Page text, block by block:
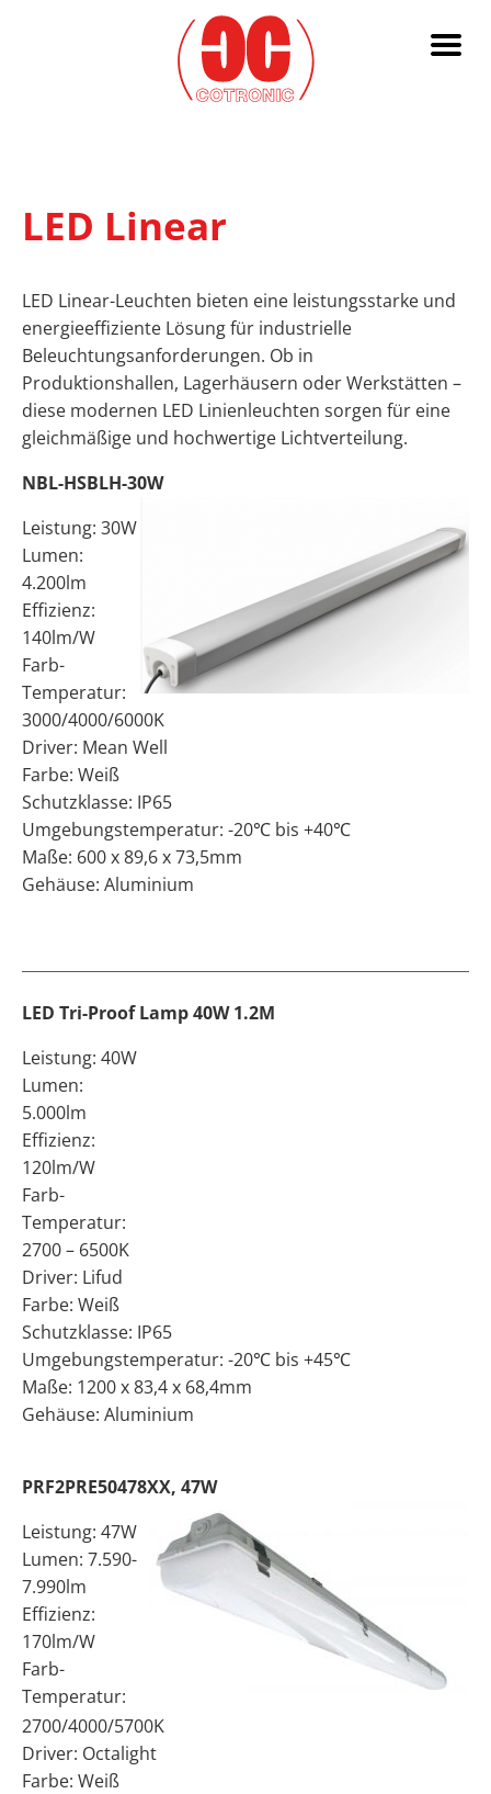
LED Linear
LED Linear-Leuchten bieten eine leistungsstarke und
energieeffiziente Lösung für industrielle
Beleuchtungsanforderungen. Ob in
Produktionshallen, Lagerhäusern oder Werkstätten –
diese modernen LED Linienleuchten sorgen für eine
gleichmäßige und hochwertige Lichtverteilung.
NBL-HSBLH-30W
Leistung: 30W
Lumen:
4.200lm
Effizienz:
140lm/W
Farb-
Temperatur:
3000/4000/6000K
Driver: Mean Well
Farbe: Weiß
Schutzklasse: IP65
Umgebungstemperatur: -20℃ bis +40℃
Maße: 600 x 89,6 x 73,5mm
Gehäuse: Aluminium
LED Tri-Proof Lamp 40W 1.2M
Leistung: 40W
Lumen:
5.000lm
Effizienz:
120lm/W
Farb-
Temperatur:
2700 – 6500K
Driver: Lifud
Farbe: Weiß
Schutzklasse: IP65
Umgebungstemperatur: -20℃ bis +45℃
Maße: 1200 x 83,4 x 68,4mm
Gehäuse: Aluminium
PRF2PRE50478XX, 47W
Leistung: 47W
Lumen: 7.590-
7.990lm
Effizienz:
170lm/W
Farb-
Temperatur:
2700/4000/5700K
Driver: Octalight
Farbe: Weiß